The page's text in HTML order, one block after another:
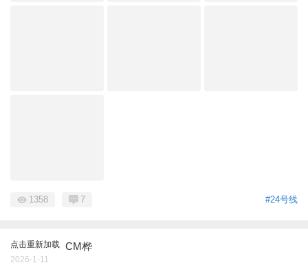
#24号线
1358 7
点击重新加载 CM桦
2026-1-11